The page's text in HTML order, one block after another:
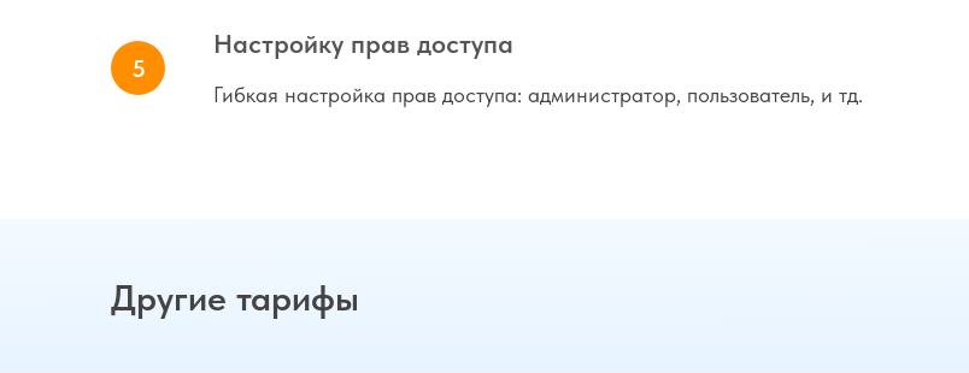
Настройку прав доступа
Гибкая настройка прав доступа: администратор, пользователь, и тд.
Другие тарифы